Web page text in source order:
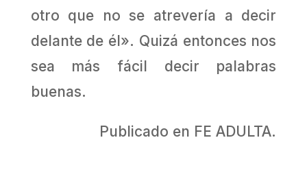
otro que no se atrevería a decir
delante de él». Quizá entonces nos
sea más fácil decir palabras
buenas.
Publicado en FE ADULTA.